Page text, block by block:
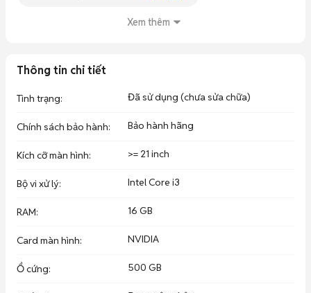
⚡️Bộ máy dùng rất ít, còn đẹp lắm trước mua hơn chục triệu, giờ
⚡️Có bớt chút lộc lá xăng xe cho ae
✨Có SHIP COD giao hàng toàn quốc nhận hàng kiểm tra mới
Xem thêm
Thông tin chi tiết
Tình trạng: Đã sử dụng (chưa sửa chữa)
Chính sách bảo hành: Bảo hành hãng
Kích cỡ màn hình: >= 21 inch
Bộ vi xử lý: Intel Core i3
RAM: 16 GB
Card màn hình: NVIDIA
Ổ cứng: 500 GB